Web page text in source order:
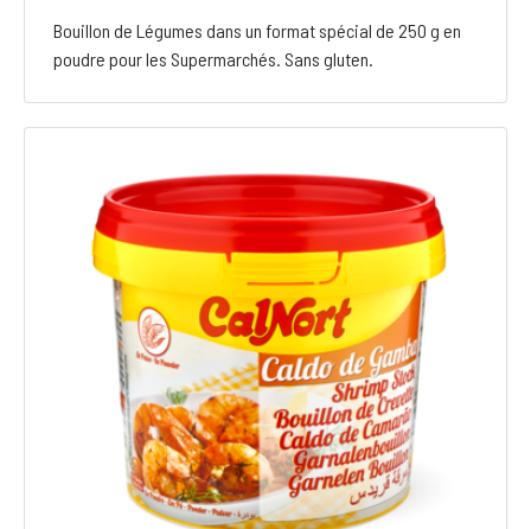
Bouillon de Légumes dans un format spécial de 250 g en
poudre pour les Supermarchés. Sans gluten.